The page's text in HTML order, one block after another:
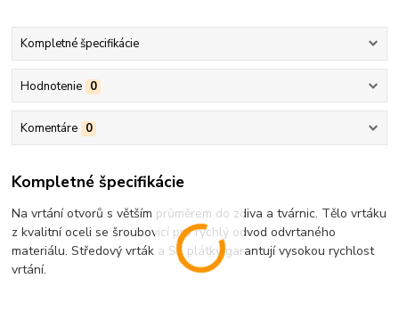
Kompletné špecifikácie
Hodnotenie 0
Komentáre 0
Kompletné špecifikácie
Na vrtání otvorů s větším průměrem do zdiva a tvárnic. Tělo vrtáku
z kvalitní oceli se šroubovicí pro rychlý odvod odvrtaného
materiálu. Středový vrták a SK plátky garantují vysokou rychlost
vrtání.